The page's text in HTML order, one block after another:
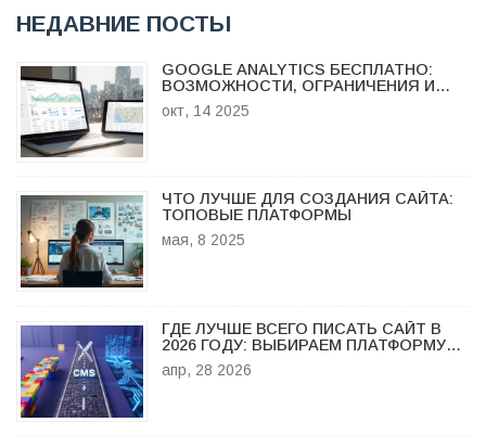
НЕДАВНИЕ ПОСТЫ
GOOGLE ANALYTICS БЕСПЛАТНО:
ВОЗМОЖНОСТИ, ОГРАНИЧЕНИЯ И
АЛЬТЕРНАТИВЫ
окт, 14 2025
ЧТО ЛУЧШЕ ДЛЯ СОЗДАНИЯ САЙТА:
ТОПОВЫЕ ПЛАТФОРМЫ
мая, 8 2025
ГДЕ ЛУЧШЕ ВСЕГО ПИСАТЬ САЙТ В
2026 ГОДУ: ВЫБИРАЕМ ПЛАТФОРМУ
ПОД ЗАДАЧУ
апр, 28 2026